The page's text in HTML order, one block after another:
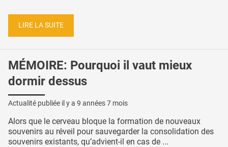
LIRE LA SUITE
MÉMOIRE: Pourquoi il vaut mieux
dormir dessus
Actualité publiée il y a 9 années 7 mois
Alors que le cerveau bloque la formation de nouveaux
souvenirs au réveil pour sauvegarder la consolidation des
souvenirs existants, qu’advient-il en cas de ...